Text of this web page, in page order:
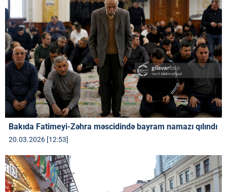
Bakıda Fatimeyi-Zəhra məscidində bayram namazı qılındı
20.03.2026 [12:53]